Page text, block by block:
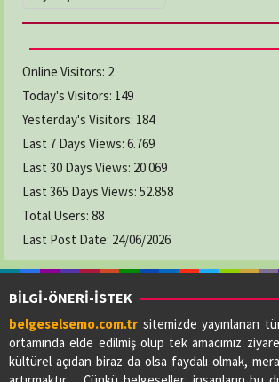
ELMAS ECZANESİ
GAMZE ECZANESİ
Adres:YENİ CAMİ MAH. LİSE CAD.
03626222619
KAVAK ECZANESİ
Adres:19 MAYIS MAH. ADNAN
03627412412
LADİK ELİF ECZANESİ
Adres:BAHŞİ MAH.GAZİ CAD.NO:56/A
03627713091
Online Visitors: 2
Today's Visitors: 149
Yesterday's Visitors: 184
Last 7 Days Views: 6.769
Last 30 Days Views: 20.069
Last 365 Days Views: 52.858
Total Users: 88
Last Post Date: 24/06/2026
BİLGİ-ÖNERİ-İSTEK
belgeselsemo.com.tr sitemizde yayınlanan
ortamında elde edilmiş olup tek amacımız
kültürel açıdan biraz da olsa faydalı olmak,